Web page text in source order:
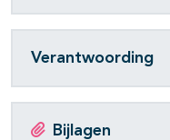
Verantwoording
Bijlagen